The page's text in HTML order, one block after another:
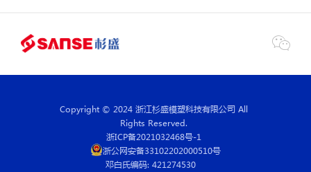

Copyright © 2024 浙江杉盛模塑科技有限公司 All
Rights Reserved.
浙ICP备2021032468号-1
浙公网安备33102202000510号
邓白氏编码: 421274530